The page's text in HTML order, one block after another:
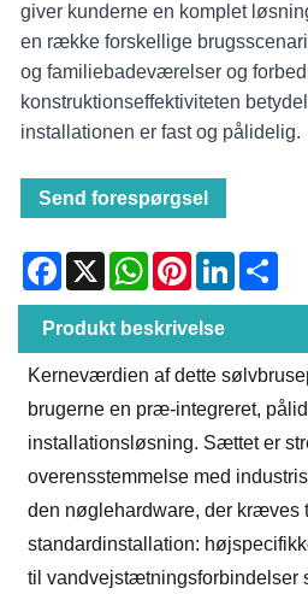
giver kunderne en komplet
en række forskellige
og familiebadeværelser og
konstruktionseffektiviteten
installationen er fast og pålidelig.
Send forespørgsel
Facebook
X WhatsAppPinterestLinkedIn
Produkt beskrivelse
Kerneværdien af ​​dette
brugerne en præ-integreret,
installationsløsning. Sættet er
overensstemmelse med
den nøglehardware, der kræves
standardinstallation:
til vandvejstætningsforbindelser